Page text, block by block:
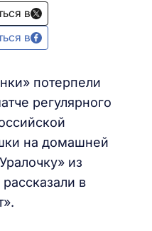
в
в
потерпели
регулярного
на домашней
из
в